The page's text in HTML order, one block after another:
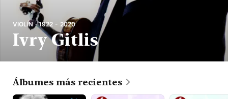
VIOLÍN · 1922 - 2020
Ivry Gitlis
Álbumes más recientes